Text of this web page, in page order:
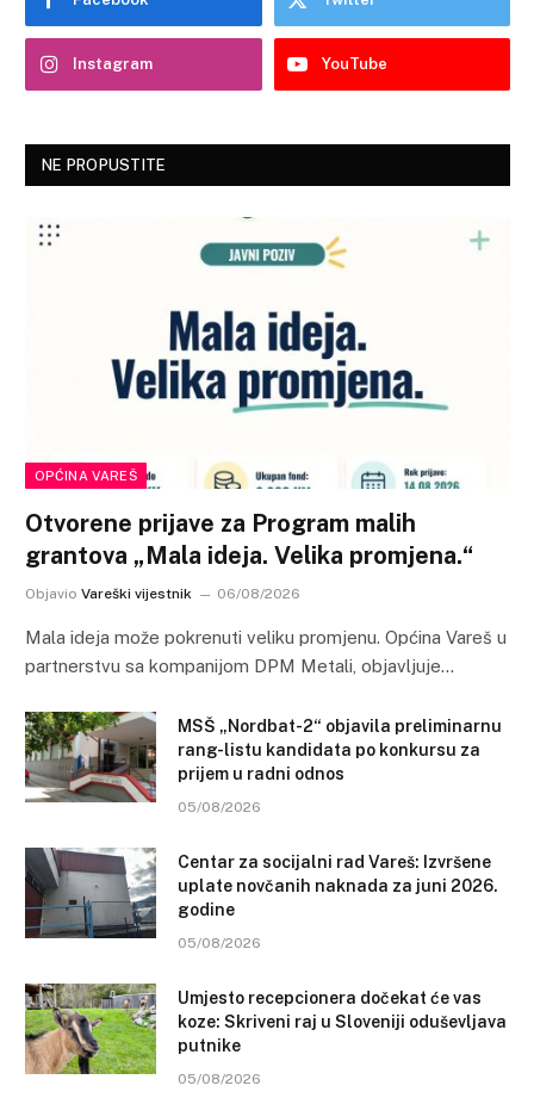
Instagram YouTube
NE PROPUSTITE
OPĆINA VAREŠ
Otvorene prijave za Program malih
grantova „Mala ideja. Velika promjena.“
Objavio Vareški vijestnik 06/08/2026
Mala ideja može pokrenuti veliku promjenu. Općina Vareš u
partnerstvu sa kompanijom DPM Metali, objavljuje…
MSŠ „Nordbat-2“ objavila preliminarnu
rang-listu kandidata po konkursu za
prijem u radni odnos
05/08/2026
Centar za socijalni rad Vareš: Izvršene
uplate novčanih naknada za juni 2026.
godine
05/08/2026
Umjesto recepcionera dočekat će vas
koze: Skriveni raj u Sloveniji oduševljava
putnike
05/08/2026